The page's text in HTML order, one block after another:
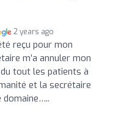
2 years ago
reçu pour mon
m’a annuler mon
tout les patients à
et la secrétaire
domaine…..